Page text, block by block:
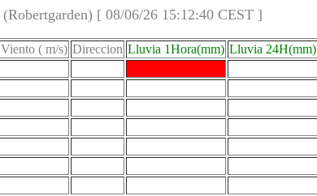
(Robertgarden) [ 08/06/26 15:12:40 CEST ]
Viento ( m/s) Direccion Lluvia 1Hora(mm) Lluvia 24H(mm)